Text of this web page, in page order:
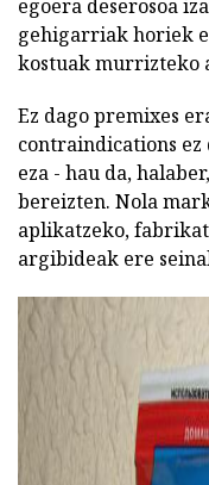
egoera deserosoa
gehigarriak horiek
kostuak murrizteko
Ez dago premixes
contraindications
eza - hau da,
bereizten. Nola
aplikatzeko,
argibideak ere